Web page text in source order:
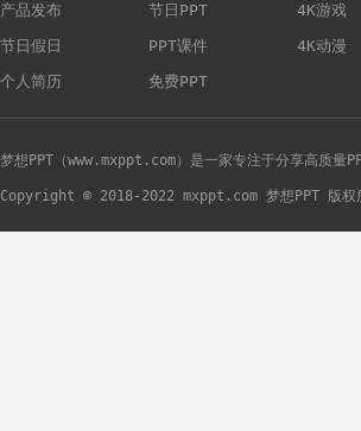
产品发布
节日假日
个人简历
节日PPT
PPT课件
免费PPT
4K游戏
4K动漫
梦想PPT（www.mxppt.com）是一家专注于分享高质量
Copyright © 2018-2022 mxppt.com 梦想PPT 版权